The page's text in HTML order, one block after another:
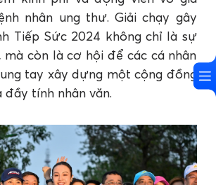
nhân ung thư. Giải chạy gây
Tiếp Sức 2024 không chỉ là sự
mà còn là cơ hội để các cá nhân
tay xây dựng một cộng đồng
đầy tính nhân văn.